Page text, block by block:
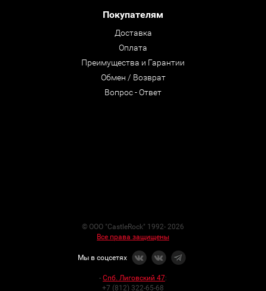
Покупателям
Доставка
Оплата
Преимущества и Гарантии
Обмен / Возврат
Вопрос - Ответ
© ООО "CastleRock" 1992- 2026
Все права защищены
Мы в соцсетях
- Спб. Лиговский 47:
+7 (812) 322-65-68